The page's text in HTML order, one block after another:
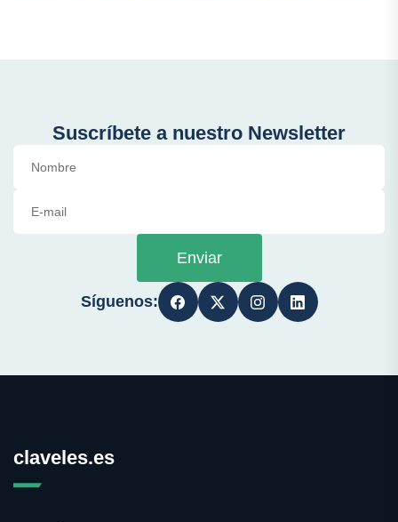
Suscríbete a nuestro Newsletter
Enviar
Síguenos:
claveles.es